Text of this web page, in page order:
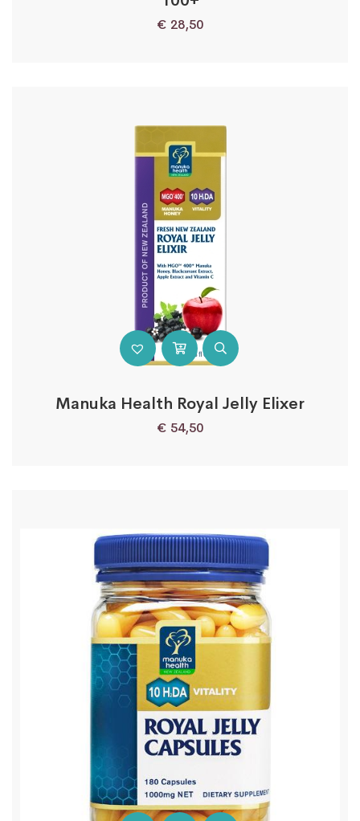
€ 28,50
Manuka Health Royal Jelly Elixer
€ 54,50